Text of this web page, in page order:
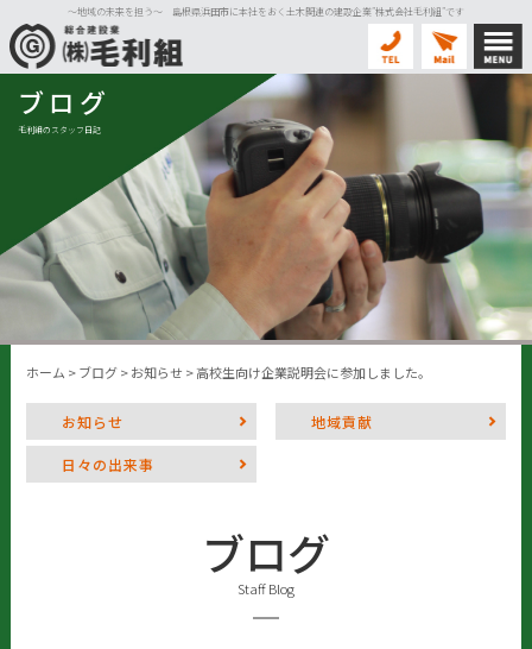
〜地域の未来を担う〜 島根県浜田市に本社をおく土木関連の建設企業”株式会社毛利組”です
ブログ
毛利組のスタッフ日記
ホーム >ブログ>お知らせ >高校生向け企業説明会に参加しました。
お知らせ 地域貢献
日々の出来事
ブログ
Staff Blog